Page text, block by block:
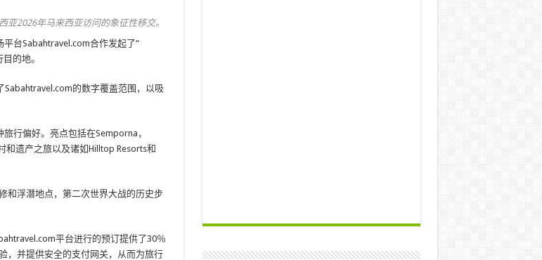
2026年马来西亚访问的象征性移交。
台Sabahtravel.com合作发起了“
的地。
的数字覆盖范围，以吸
行偏好。亮点包括在Semporna，
和遗产之旅以及诸如Hilltop Resorts和
和浮潜地点，第二次世界大战的历史步
平台进行的预订提供了30％
，并提供安全的支付网关，从而为旅行